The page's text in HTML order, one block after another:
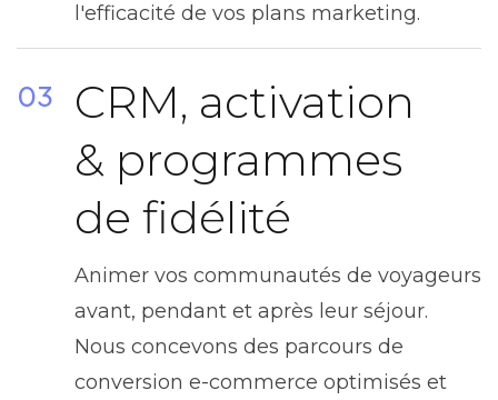
l'efficacité de vos plans marketing.
03
CRM, activation
& programmes
de fidélité
Animer vos communautés de voyageurs
avant, pendant et après leur séjour.
Nous concevons des parcours de
conversion e-commerce optimisés et